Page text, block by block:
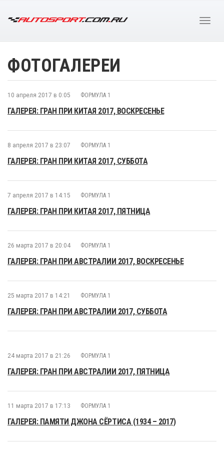
ФОТОГАЛЕРЕИ
10 апреля 2017 в 0:05 ФОРМУЛА 1
ГАЛЕРЕЯ: ГРАН ПРИ КИТАЯ 2017, ВОСКРЕСЕНЬЕ
8 апреля 2017 в 23:07 ФОРМУЛА 1
ГАЛЕРЕЯ: ГРАН ПРИ КИТАЯ 2017, СУББОТА
7 апреля 2017 в 14:15 ФОРМУЛА 1
ГАЛЕРЕЯ: ГРАН ПРИ КИТАЯ 2017, ПЯТНИЦА
26 марта 2017 в 20:04 ФОРМУЛА 1
ГАЛЕРЕЯ: ГРАН ПРИ АВСТРАЛИИ 2017, ВОСКРЕСЕНЬЕ
25 марта 2017 в 14:21 ФОРМУЛА 1
ГАЛЕРЕЯ: ГРАН ПРИ АВСТРАЛИИ 2017, СУББОТА
24 марта 2017 в 21:26 ФОРМУЛА 1
ГАЛЕРЕЯ: ГРАН ПРИ АВСТРАЛИИ 2017, ПЯТНИЦА
11 марта 2017 в 17:13 ФОРМУЛА 1
ГАЛЕРЕЯ: ПАМЯТИ ДЖОНА СЁРТИСА (1934 – 2017)